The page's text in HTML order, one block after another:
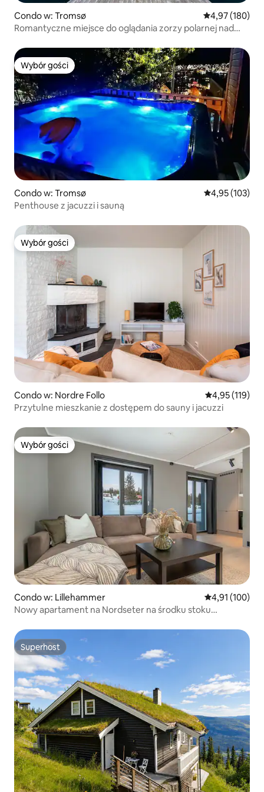
Condo w: Tromsø Średnia
4,97 (180)
Romantyczne miejsce do oglądania zorzy polarnej nad
Wybór gości
Wybór gości
Condo w: Tromsø Średnia
4,95 (103)
Penthouse z jacuzzi i sauną
Wybór gości
Wybór gości
Condo w: Nordre Follo Średnia
4,95 (119)
Przytulne mieszkanie z dostępem do sauny i jacuzzi
Wybór gości
Wybór gości
Condo w: Lillehammer Średnia
4,91 (100)
Nowy apartament na Nordseter na środku stoku
Superhost
Superhost